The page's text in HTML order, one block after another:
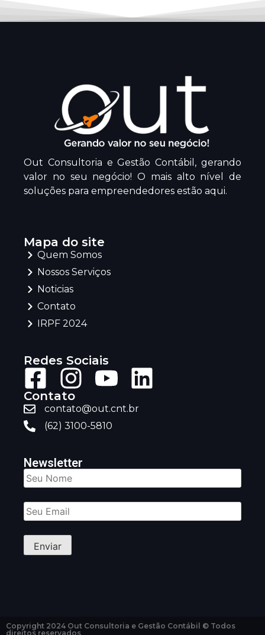
Out Consultoria e Gestão Contábil, gerando
valor no seu negócio! O mais alto nível de
soluções para empreendedores estão aqui.
Mapa do site
Quem Somos
Nossos Serviços
Noticias
Contato
IRPF 2024
Redes Sociais
Contato
contato@out.cnt.br
(62) 3100-5810
Newsletter
Copyright 2024 Out Consultoria e Gestão Contábil © Todos
direitos reservados